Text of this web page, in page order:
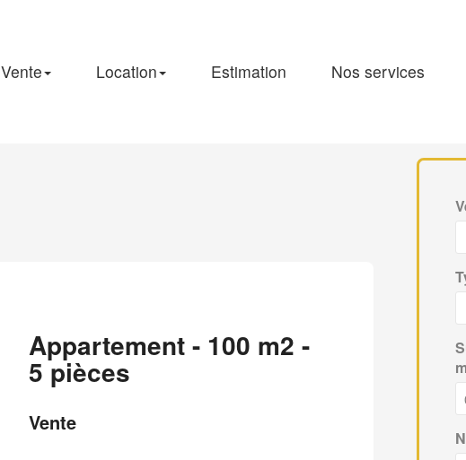
Vente Location Estimation Nos services
Appartement - 100 m2 -
5 pièces
Vente